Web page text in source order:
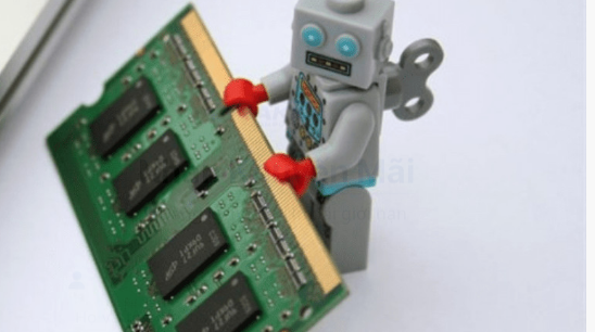
NhậnKhuyến Mãi
Đăng ký ngay · Ưu đãi giới hạn